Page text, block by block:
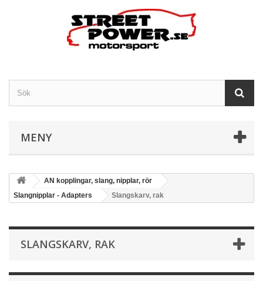
MENY
AN kopplingar, slang, nipplar, rör
Slangnipplar - Adapters
Slangskarv, rak
SLANGSKARV, RAK